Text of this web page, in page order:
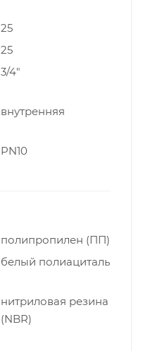
25
25
3/4"
внутренняя
PN10
полипропилен (ПП)
белый полиациталь
нитриловая резина
(NBR)